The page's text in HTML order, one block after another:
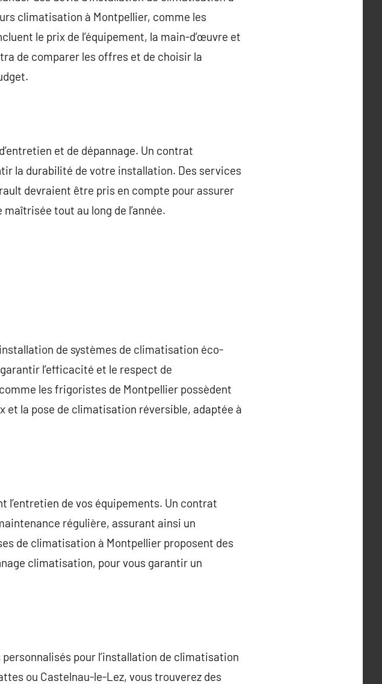
climatisation à Montpellier, comme les
le prix de l’équipement, la main-d’œuvre et
de comparer les offres et de choisir la
et de dépannage. Un contrat
la durabilité de votre installation. Des services
devraient être pris en compte pour assurer
tout au long de l’année.
de systèmes de climatisation éco-
l’efficacité et le respect de
les frigoristes de Montpellier possèdent
et la pose de climatisation réversible, adaptée à
de vos équipements. Un contrat
régulière, assurant ainsi un
de climatisation à Montpellier proposent des
climatisation, pour vous garantir un
pour l’installation de climatisation
ou Castelnau-le-Lez, vous trouverez des